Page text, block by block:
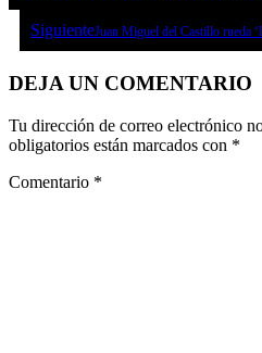
SiguienteJuan Miguel del Castillo rueda
DEJA UN COMENTARIO
Tu dirección de correo electrónico
obligatorios están marcados con *
Comentario *